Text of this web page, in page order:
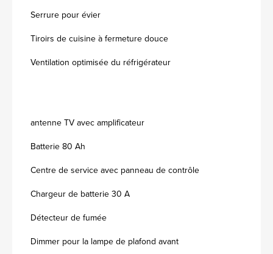
Serrure pour évier
Tiroirs de cuisine à fermeture douce
Ventilation optimisée du réfrigérateur
antenne TV avec amplificateur
Batterie 80 Ah
Centre de service avec panneau de contrôle
Chargeur de batterie 30 A
Détecteur de fumée
Dimmer pour la lampe de plafond avant